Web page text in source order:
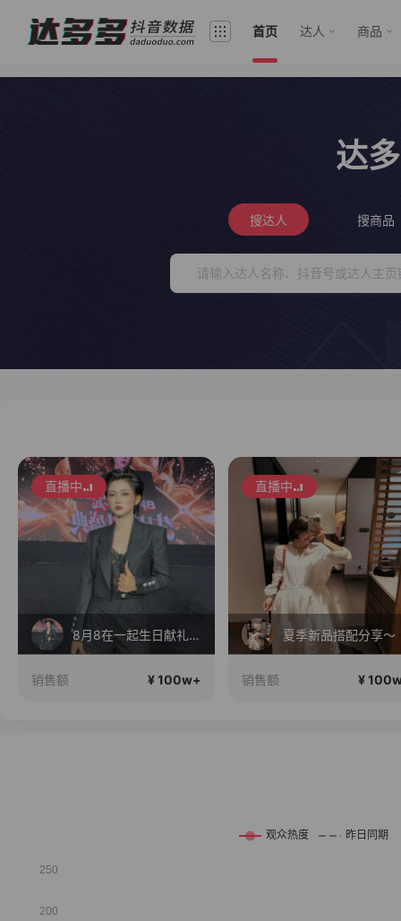
首页 达人 商品
达
搜达人 搜商品
直播中
8月8在一起生日献礼盛典
销售额 ¥ 100w+
直播中
夏季新品搭配分享～
销售额 ¥